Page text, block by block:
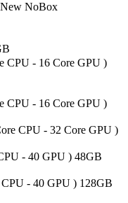
NoBox
CPU - 16 Core GPU )
CPU - 16 Core GPU )
CPU - 32 Core GPU )
- 40 GPU ) 48GB
- 40 GPU ) 128GB